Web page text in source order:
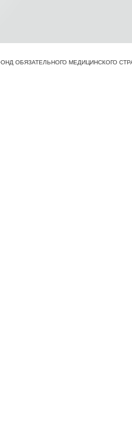
ОБЯЗАТЕЛЬНОГО МЕДИЦИНСКОГО